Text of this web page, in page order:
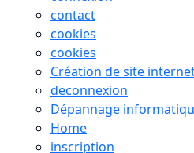
contact
cookies
cookies
Création de site
deconnexion
Dépannage
Home
inscription